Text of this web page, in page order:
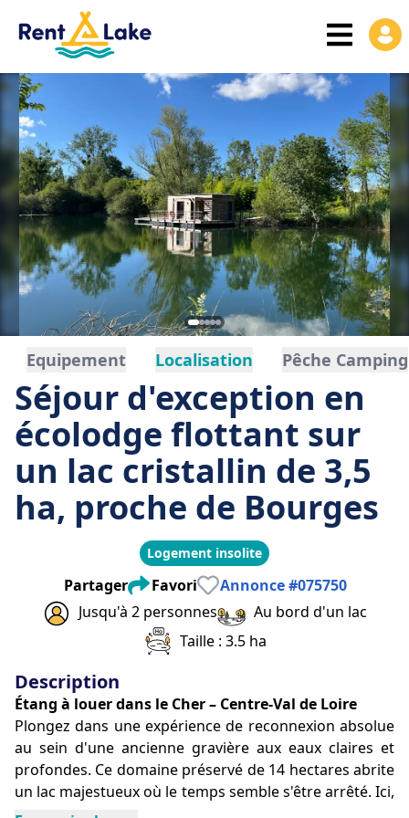
Séjour d'exception en
écolodge flottant sur
un lac cristallin de 3,5
ha, proche de Bourges
Logement insolite
Equipement Localisation Pêche Camping
Jusqu'à 2 personnes
Au bord d'un lac
Taille : 3.5 ha
Annonce #075750
Partager Favori
Description
Étang à louer dans le Cher – Centre-Val de Loire
Plongez dans une expérience de reconnexion absolue
au sein d'une ancienne gravière aux eaux claires et
profondes. Ce domaine préservé de 14 hectares abrite
un lac majestueux où le temps semble s'être arrêté. Ici,
le luxe réside dans l'intimité totale : deux écolodges